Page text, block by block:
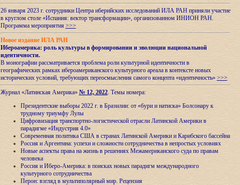
26 января 2023 г. сотрудники Центра иберийских исследований ИЛА РАН приняли участие
в круглом столе «Испания: вектор трансформации», организованном ИНИОН РАН.
Программа мероприятия>>>
Новое издание ИЛА РАН
Ибероамерика: роль культуры в формировании и эволюции национальной
идентичности.
В монографии рассматривается проблема роли культурной идентичности в
географических рамках ибероамериканского культурного ареала в контексте новых
исторических условий, требующих переосмысления самого концепта «идентичность» >>>
Журнал «Латинская Америка» № 12, 2022. Темы номера:
Президентские выборы 2022 г. в Бразилии: от «бури и натиска» Болсонару к
трудному триумфу Лулы
Цифровизация транспортно-логистической отрасли Латинской Америки в
парадигме «Индустрия 4.0»
Современная политика США в странах Латинской Америки и Карибского бассейна
Россия и Аргентина: успехи и сложности сотрудничества в непростых условиях
Новые аспекты права на жизнь в решениях Межамериканского суда по правам
человека
Россия и Иберо-Америка: в поисках новых парадигм международного
культурного сотрудничества
Перон: взгляд в мультиполярный мир. Рецензия